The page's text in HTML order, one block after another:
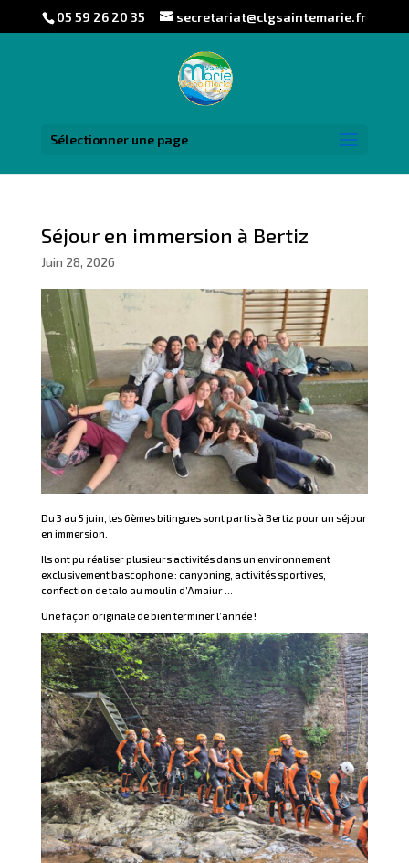
05 59 26 20 35 secretariat@clgsaintemarie.fr
Sélectionner une page
Séjour en immersion à Bertiz
Juin 28, 2026
Du 3 au 5 juin, les 6èmes bilingues sont partis à Bertiz pour un séjour
en immersion.
Ils ont pu réaliser plusieurs activités dans un environnement
exclusivement bascophone : canyoning, activités sportives,
confection de talo au moulin d’Amaiur …
Une façon originale de bien terminer l’année !